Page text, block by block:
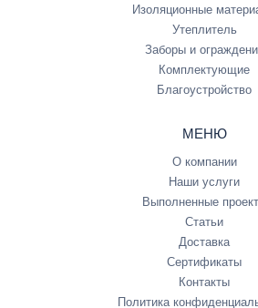
Изоляционные
Утеплитель
Заборы и
Комплектующие
Благоустройство
МЕНЮ
О компании
Наши услуги
Выполненные
Статьи
Доставка
Сертификаты
Контакты
Политика